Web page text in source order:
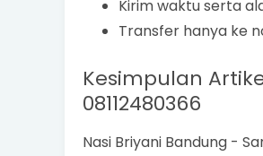
Kirim waktu serta
Transfer hanya ke
Kesimpulan
08112480366
Nasi Briyani Bandung -